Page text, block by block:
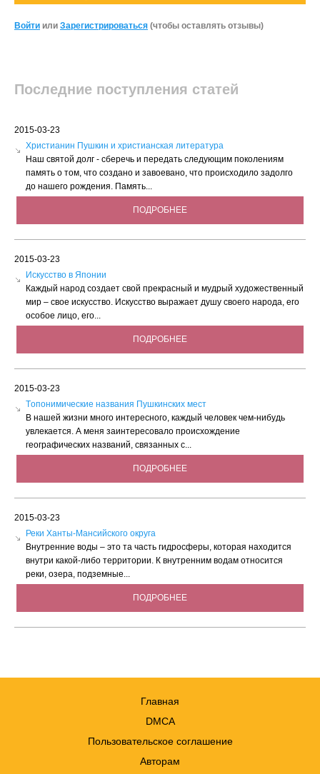
Войти или Зарегистрироваться (чтобы оставлять отзывы)
Последние поступления статей
2015-03-23
Христианин Пушкин и христианская литература
Наш святой долг - сберечь и передать следующим поколениям
память о том, что создано и завоевано, что происходило задолго
до нашего рождения. Память...
ПОДРОБНЕЕ
2015-03-23
Искусство в Японии
Каждый народ создает свой прекрасный и мудрый художественный
мир – свое искусство. Искусство выражает душу своего народа, его
особое лицо, его...
ПОДРОБНЕЕ
2015-03-23
Tопонимические названия Пушкинских мест
В нашей жизни много интересного, каждый человек чем-нибудь
увлекается. А меня заинтересовало происхождение
географических названий, связанных с...
ПОДРОБНЕЕ
2015-03-23
Реки Ханты-Мансийского округа
Внутренние воды – это та часть гидросферы, которая находится
внутри какой-либо территории. К внутренним водам относится
реки, озера, подземные...
ПОДРОБНЕЕ
Главная
DMCA
Пользовательское соглашение
Авторам